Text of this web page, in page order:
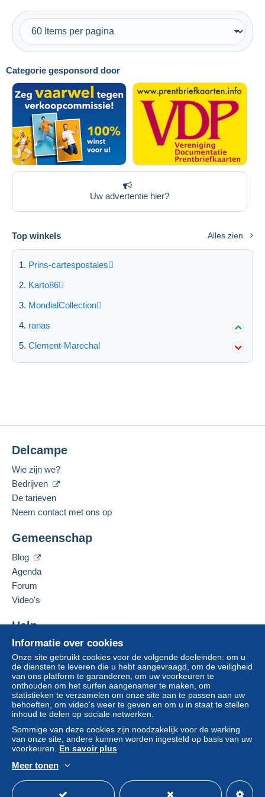
Gratis levering
Betaalmiddelen
PayPal
Bankoverschrijving
Visa
Mastercard
iDeal
Maestro
Alles deselecteren
Woonplaats van de verkoper
Categorie gesponsord door
Uw advertentie hier?
Top winkels Alles zien
Prins-cartespostales
Karto86
MondialCollection
ranas
Clement-Marechal
Informatie over cookies
Onze site gebruikt cookies voor de volgende doeleinden: om u
de diensten te leveren die u hebt aangevraagd, om de veiligheid
van ons platform te garanderen, om uw voorkeuren te
onthouden om het surfen aangenamer te maken, om
statistieken te verzamelen om onze site aan te passen aan uw
behoeften, om video's weer te geven en om u in staat te stellen
inhoud te delen op sociale netwerken.
Sommige van deze cookies zijn noodzakelijk voor de werking
van onze site, andere kunnen worden ingesteld op basis van uw
voorkeuren. En savoir plus
Meer tonen
Delcampe
Wie zijn we?
Bedrijven
De tarieven
Neem contact met ons op
Gemeenschap
Blog
Agenda
Forum
Video's
Help
Hulpcentrum
Kopen op Delcampe
Verkopen op Delcampe
Een beveiligde website